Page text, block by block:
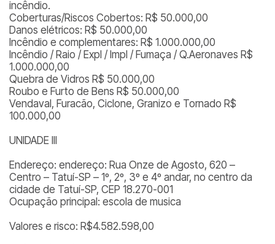
incêndio.
Coberturas/Riscos Cobertos: R$ 50.000,00
Danos elétricos: R$ 50.000,00
Incêndio e complementares: R$ 1.000.000,00
Incêndio / Raio / Expl / Impl / Fumaça / Q.Aeronaves R$
1.000.000,00
Quebra de Vidros R$ 50.000,00
Roubo e Furto de Bens R$ 50.000,00
Vendaval, Furacão, Ciclone, Granizo e Tornado R$
100.000,00
UNIDADE III
Endereço: endereço: Rua Onze de Agosto, 620 –
Centro – Tatuí-SP – 1º, 2º, 3º e 4º andar, no centro da
cidade de Tatuí-SP, CEP 18.270-001
Ocupação principal: escola de musica
Valores e risco: R$4.582.598,00